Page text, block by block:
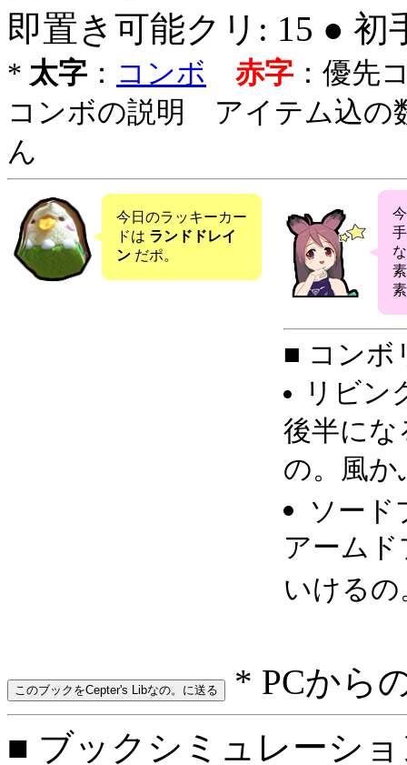
即置き可能クリ: 15 ● 初
* 太字 ： コンボ 赤字 ：優先
コンボの説明 アイテム込の
ん
今日のラッキーカー
ドは ランドドレイ
ン だポ。
■ コンボ
リビン
後半にな
の。風か
ソード
アーム
いけるの
* PCから
■ ブックシミュレーシ